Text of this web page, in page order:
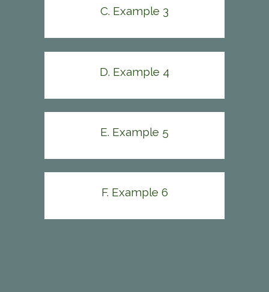
C. Example 3
D. Example 4
E. Example 5
F. Example 6